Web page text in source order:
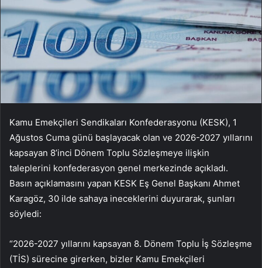
Kamu Emekçileri Sendikaları Konfederasyonu (KESK), 1
Ağustos Cuma günü başlayacak olan ve 2026-2027 yıllarını
kapsayan 8’inci Dönem Toplu Sözleşmeye ilişkin
taleplerini konfederasyon genel merkezinde açıkladı.
Basın açıklamasını yapan KESK Eş Genel Başkanı Ahmet
Karagöz, 30 ilde sahaya ineceklerini duyurarak, şunları
söyledi:
“2026-2027 yıllarını kapsayan 8. Dönem Toplu İş Sözleşme
(TİS) sürecine girerken, bizler Kamu Emekçileri